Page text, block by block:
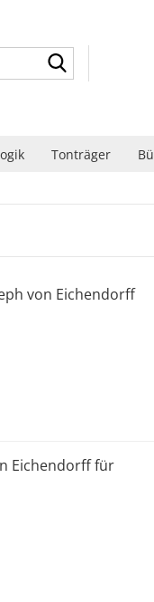
Tonträger
von Eichendorff
Eichendorff für